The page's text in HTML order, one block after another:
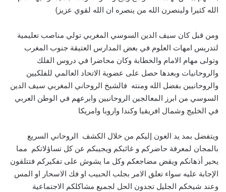
الله كثيرا ولينصرن الله من ينصره ان الله لقوي عزيز)
ومن قبل كان سيف الدين السوسي المغربي تولي مناصب تعليمية
لتدريس امهات العلوم في بعض المدارس العتيقة جنوب المغرب
وتولى مهام الامام والخطابة وكان محاضرا في دروس الفلك
والروحانيات وبعدها حصل على عضوية الاتحاد العالمي للفلكيين
والروحانيين بفضل الله ومنته فالشيخ الروحاني المغربي سيف الدين
السوسي من ابرز المعالجين الروحانيين وابرعهم في الوطن العربي
في الخليج وشمال افريقيا وكندا واروبا وامريكا
ويتفضل بمد يد العون إليكم من خلال الكشف الروحاني السريع
بالمجان لمعرفة حاضركم و غائبكم ويجيبكم عن كل تساؤلاتكم مما
يحير أذهانكم ويقض مضاجعكم وكل ما يشوش على تفكيركم فتتلقون
الإجابة عليه سواء تعلق الامر بجلب الحبيب او فك الاسحار او المس
وعند شيخكم الجليل تجدون الحل لجميع مشاكلكم الاجتماعية